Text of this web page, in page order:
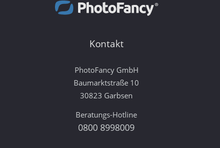
Kontakt
PhotoFancy GmbH
Baumarktstraße 10
30823 Garbsen
Beratungs-Hotline
0800 8998009